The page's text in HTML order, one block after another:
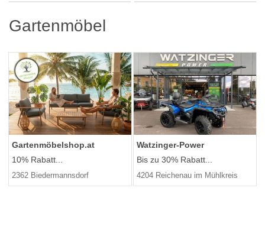
Gartenmöbel
Gartenmöbelshop.at
10% Rabatt...
2362 Biedermannsdorf
Watzinger-Power
Bis zu 30% Rabatt...
4204 Reichenau im Mühlkreis